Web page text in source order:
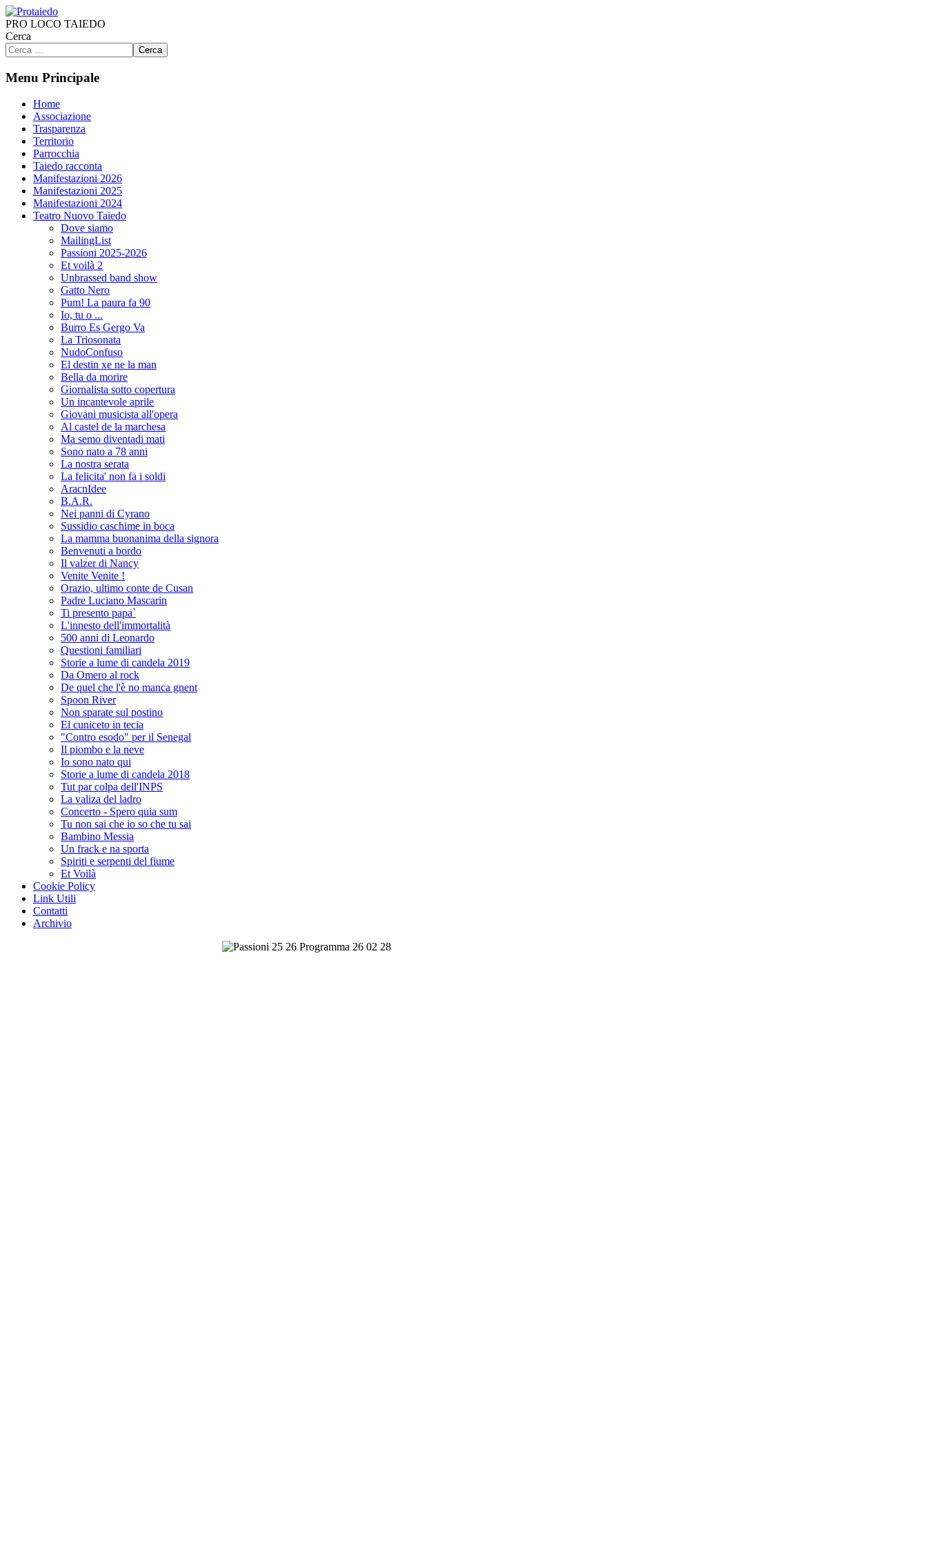
PRO LOCO TAIEDO
Cerca
Cerca
Menu Principale
Home
Associazione
Trasparenza
Territorio
Parrocchia
Taiedo racconta
Manifestazioni 2026
Manifestazioni 2025
Manifestazioni 2024
Teatro Nuovo Taiedo
Dove siamo
MailingList
Passioni 2025-2026
Et voilà 2
Unbrassed band show
Gatto Nero
Pum! La paura fa 90
Io, tu o ...
Burro Es Gergo Va
La Triosonata
NudoConfuso
El destin xe ne la man
Bella da morire
Giornalista sotto copertura
Un incantevole aprile
Giovani musicista all'opera
Al castel de la marchesa
Ma semo diventadi mati
Sono nato a 78 anni
La nostra serata
La felicita' non fa i soldi
AracnIdee
B.A.R.
Nei panni di Cyrano
Sussidio caschime in boca
La mamma buonanima della signora
Benvenuti a bordo
Il valzer di Nancy
Venite Venite !
Orazio, ultimo conte de Cusan
Padre Luciano Mascarin
Ti presento papa`
L'innesto dell'immortalità
500 anni di Leonardo
Questioni familiari
Storie a lume di candela 2019
Da Omero al rock
De quel che l'è no manca gnent
Spoon River
Non sparate sul postino
El cuniceto in tecia
"Contro esodo" per il Senegal
Il piombo e la neve
Io sono nato qui
Storie a lume di candela 2018
Tut par colpa dell'INPS
La valiza del ladro
Concerto - Spero quia sum
Tu non sai che io so che tu sai
Bambino Messia
Un frack e na sporta
Spiriti e serpenti del fiume
Et Voilà
Cookie Policy
Link Utili
Contatti
Archivio